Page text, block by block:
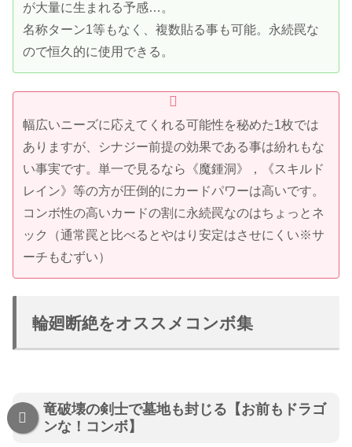
が大量に生まれる予感…。
名称ターン1等もなく、複数貼る事も可能。永続罠な
ので恒久的に使用できる。
幅広いニーズに応えてくれる可能性を秘めた1枚では
ありますが、シナジー前提の効果である事は紛れもな
い事実です。単一で見るなら《魔鍾洞》，《スキルド
レイン》等の方が圧倒的にカードパワーは高いです。
コンボ性の高いカードの割に永続罠なのはちょっとネ
ック（通常罠と比べるとやはり安定はさせにくい※サ
ーチもむずい）
輪廻断絶をオススメコンボ集
竜破壊の剣士で墓地も封じる【お前もドラゴ
ンな！コンボ】